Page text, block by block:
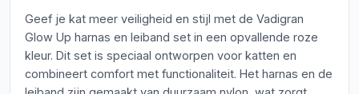
Geef je kat meer veiligheid en stijl met de Vadigran
Glow Up harnas en leiband set in een opvallende roze
kleur. Dit set is speciaal ontworpen voor katten en
combineert comfort met functionaliteit. Het harnas en de